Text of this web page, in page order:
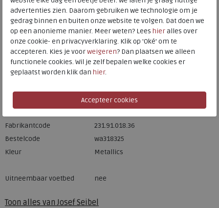
Toon alles vanJosef Seibel
HOORN
Hulp nodig? bel:0229 760 760
Gratis verzending binnen Nederland*
Voor 14:00 uur besteld = dezelfde werkdag verzonden*
Fabrikantcode
231.91.018.36
Bestelcode
wa318325
Kleur
Metallics
Uitneembaar voetbed nee
advertenties zien. Daarom gebruiken we technologie om je
gedrag binnen en buiten onze website te volgen. Dat doen we
op een anonieme manier. Meer weten? Lees hieralles over
onze cookie- en privacyverklaring. Klik op 'Oké' om te
accepteren. Kies je voorweigeren? Dan plaatsen we alleen
functionele cookies. Wil je zelf bepalen welke cookies er
geplaatst worden klik dan hier.